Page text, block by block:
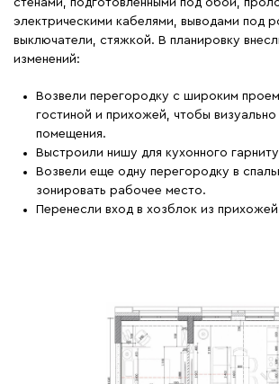
электрическими кабелями, выводами под
выключатели, стяжкой. В планировку
изменений:
Возвели перегородку с широким
гостиной и прихожей, чтобы визуально
помещения.
Выстроили нишу для кухонного
Возвели еще одну перегородку в
зонировать рабочее место.
Перенесли вход в хозблок из